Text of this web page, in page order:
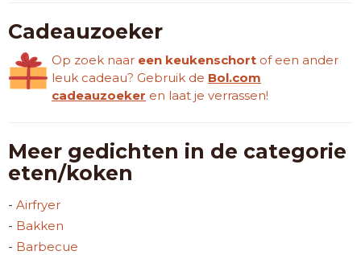
Cadeauzoeker
Op zoek naar een keukenschort of een ander
leuk cadeau? Gebruik de Bol.com
cadeauzoeker en laat je verrassen!
Meer gedichten in de categorie
eten/koken
- Airfryer
- Bakken
- Barbecue